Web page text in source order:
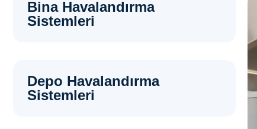
Bina Havalandırma
Sistemleri
Depo Havalandırma
Sistemleri